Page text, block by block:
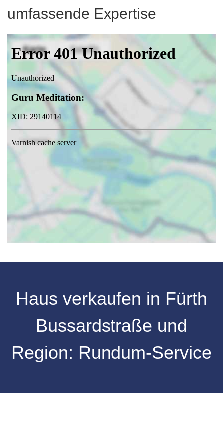
umfassende Expertise
Haus verkaufen in Fürth
Bussardstraße und
Region: Rundum-Service